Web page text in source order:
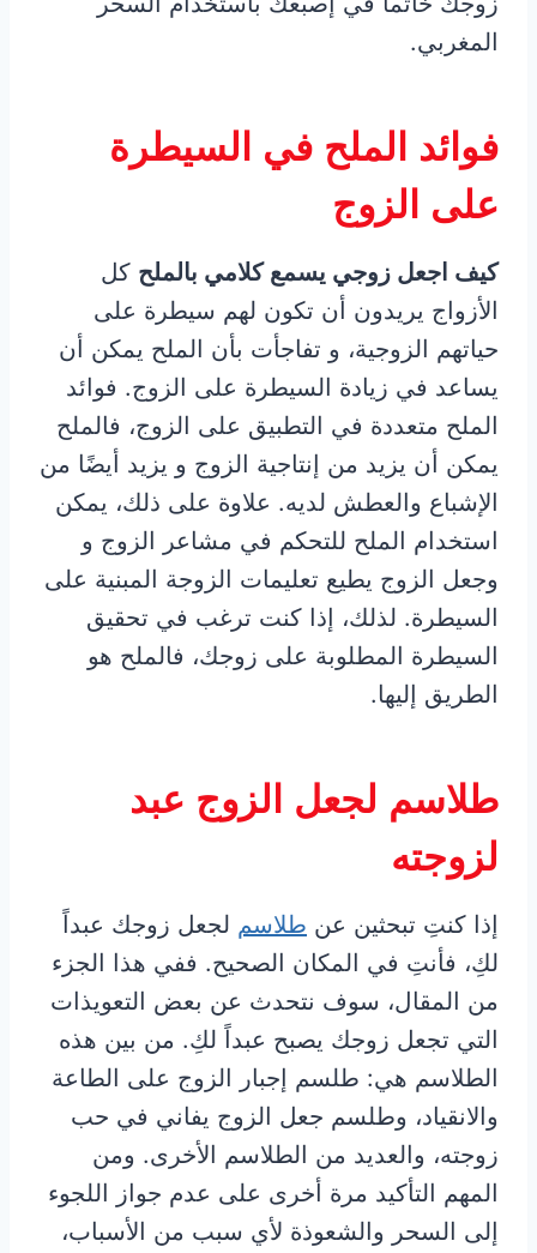
المغربي.
فوائد الملح في السيطرة
على الزوج
كيف اجعل زوجي يسمع كلامي بالملح كل
الأزواج يريدون أن تكون لهم سيطرة على
حياتهم الزوجية، و تفاجأت بأن الملح يمكن أن
يساعد في زيادة السيطرة على الزوج. فوائد
الملح متعددة في التطبيق على الزوج، فالملح
يمكن أن يزيد من إنتاجية الزوج و يزيد أيضًا من
الإشباع والعطش لديه. علاوة على ذلك، يمكن
استخدام الملح للتحكم في مشاعر الزوج و
وجعل الزوج يطيع تعليمات الزوجة المبنية على
السيطرة. لذلك، إذا كنت ترغب في تحقيق
السيطرة المطلوبة على زوجك، فالملح هو
الطريق إليها.
طلاسم لجعل الزوج عبد
لزوجته
إذا كنتِ تبحثين عن طلاسم لجعل زوجك عبداً
لكِ، فأنتِ في المكان الصحيح. ففي هذا الجزء
من المقال، سوف نتحدث عن بعض التعويذات
التي تجعل زوجك يصبح عبداً لكِ. من بين هذه
الطلاسم هي: طلسم إجبار الزوج على الطاعة
والانقياد، وطلسم جعل الزوج يفاني في حب
زوجته، والعديد من الطلاسم الأخرى. ومن
المهم التأكيد مرة أخرى على عدم جواز اللجوء
إلى السحر والشعوذة لأي سبب من الأسباب،